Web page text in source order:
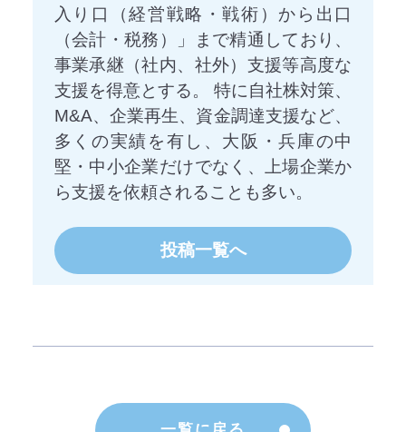
入り口（経営戦略・戦術）から出口
（会計・税務）」まで精通しており、
事業承継（社内、社外）支援等高度な
支援を得意とする。 特に自社株対策、
M&A、企業再生、資金調達支援など、
多くの実績を有し、大阪・兵庫の中
堅・中小企業だけでなく、上場企業か
ら支援を依頼されることも多い。
投稿一覧へ